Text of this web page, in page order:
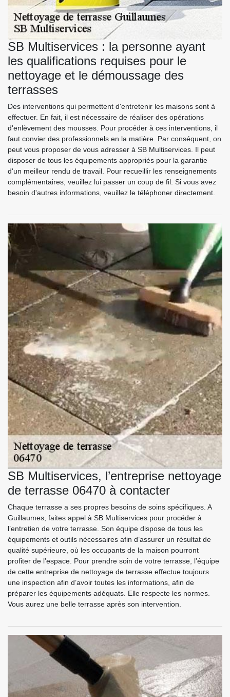
SB Multiservices : la personne ayant
les qualifications requises pour le
nettoyage et le démoussage des
terrasses
Des interventions qui permettent d'entretenir les maisons sont à
effectuer. En fait, il est nécessaire de réaliser des opérations
d'enlèvement des mousses. Pour procéder à ces interventions, il
faut convier des professionnels en la matière. Par conséquent, on
peut vous proposer de vous adresser à SB Multiservices. Il peut
disposer de tous les équipements appropriés pour la garantie
d'un meilleur rendu de travail. Pour recueillir les renseignements
complémentaires, veuillez lui passer un coup de fil. Si vous avez
besoin d'autres informations, veuillez le téléphoner directement.
SB Multiservices, l’entreprise nettoyage
de terrasse 06470 à contacter
Chaque terrasse a ses propres besoins de soins spécifiques. A
Guillaumes, faites appel à SB Multiservices pour procéder à
l’entretien de votre terrasse. Son équipe dispose de tous les
équipements et outils nécessaires afin d’assurer un résultat de
qualité supérieure, où les occupants de la maison pourront
profiter de l’espace. Pour prendre soin de votre terrasse, l’équipe
de cette entreprise de nettoyage de terrasse effectue toujours
une inspection afin d’avoir toutes les informations, afin de
préparer les équipements adéquats. Elle respecte les normes.
Vous aurez une belle terrasse après son intervention.